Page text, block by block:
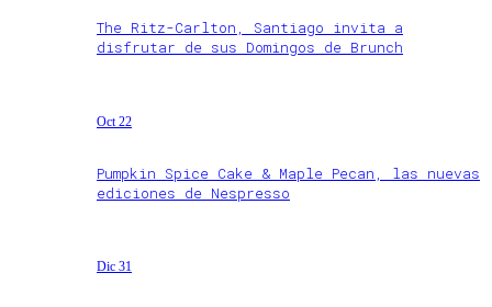
The Ritz-Carlton, Santiago invita a
disfrutar de sus Domingos de Brunch
Oct 22
Pumpkin Spice Cake & Maple Pecan, las nuevas
ediciones de Nespresso
Dic 31